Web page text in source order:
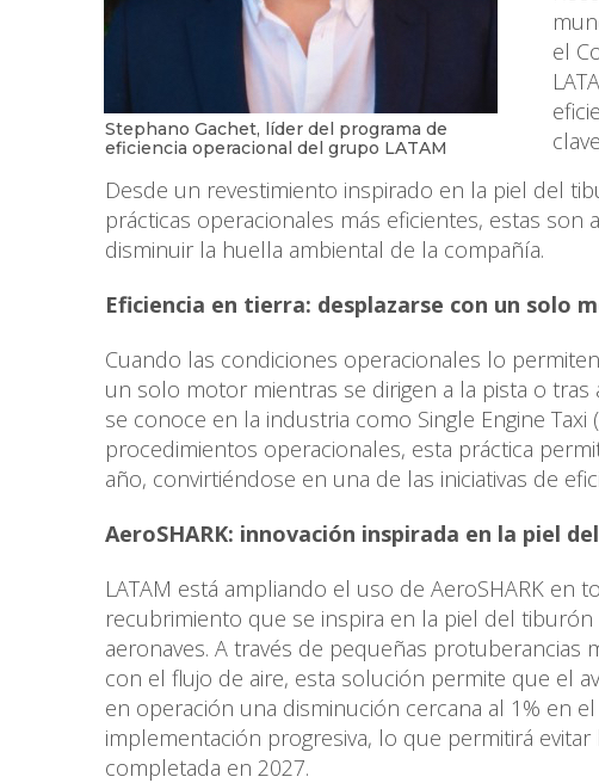
Stephano Gachet, líder del programa de
eficiencia operacional del grupo LATAM
el
Desde un revestimiento inspirado en la piel del
prácticas operacionales más eficientes, estas
disminuir la huella ambiental de la compañía.
Eficiencia en tierra: desplazarse con un solo
Cuando las condiciones operacionales lo
un solo motor mientras se dirigen a la pista o
se conoce en la industria como Single Engine
procedimientos operacionales, esta práctica
año, convirtiéndose en una de las iniciativas de
AeroSHARK: innovación inspirada en la piel
LATAM está ampliando el uso de AeroSHARK en
recubrimiento que se inspira en la piel del
aeronaves. A través de pequeñas protuberancias
con el flujo de aire, esta solución permite que el
en operación una disminución cercana al 1% en
implementación progresiva, lo que permitirá
completada en 2027.